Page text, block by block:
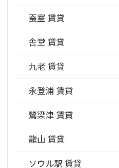
蚕室 賃貸
舎堂 賃貸
九老 賃貸
永登浦 賃貸
鷺梁津 賃貸
龍山 賃貸
ソウル駅 賃貸